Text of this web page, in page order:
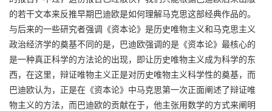
的若干文本来反推早期巴迪欧是如何理解马克思这部经典作品的。
与后来的一些研究者强调《资本论》是历史唯物主义和马克思主义
政治经济学的奠基不同的是，巴迪欧强调的是《资本论》最核心的
是一种真正科学的方法论的出现，即让历史唯物主义成为科学的东
西，在这里，辩证唯物主义正是对历史唯物主义科学性的奠基，而
巴迪欧认为，正是在《资本论》中马克思第一次正面阐述了辩证唯
物主义的方法，而巴迪欧的贡献在于，他主张用数学的方式来阐明